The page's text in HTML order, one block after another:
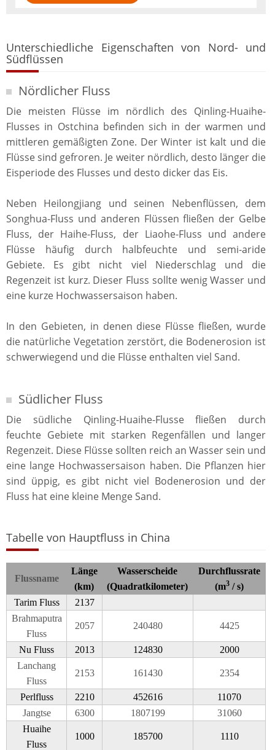
Unterschiedliche Eigenschaften von Nord- und
Südflüssen
Nördlicher Fluss
Die meisten Flüsse im nördlich des Qinling-Huaihe-
Flusses in Ostchina befinden sich in der warmen und
mittleren gemäßigten Zone. Der Winter ist kalt und die
Flüsse sind gefroren. Je weiter nördlich, desto länger die
Eisperiode des Flusses und desto dicker das Eis.
Neben Heilongjiang und seinen Nebenflüssen, dem
Songhua-Fluss und anderen Flüssen fließen der Gelbe
Fluss, der Haihe-Fluss, der Liaohe-Fluss und andere
Flüsse häufig durch halbfeuchte und semi-aride
Gebiete. Es gibt nicht viel Niederschlag und die
Regenzeit ist kurz. Dieser Fluss sollte wenig Wasser und
eine kurze Hochwassersaison haben.
In den Gebieten, in denen diese Flüsse fließen, wurde
die natürliche Vegetation zerstört, die Bodenerosion ist
schwerwiegend und die Flüsse enthalten viel Sand.
Südlicher Fluss
Die südliche Qinling-Huaihe-Flusse fließen durch
feuchte Gebiete mit starken Regenfällen und langer
Regenzeit. Diese Flüsse sollten reich an Wasser sein und
eine lange Hochwassersaison haben. Die Pflanzen hier
sind üppig, es gibt nicht viel Bodenerosion und der
Fluss hat eine kleine Menge Sand.
Tabelle von Hauptfluss in China
Flussname
Länge
(km)
Wasserscheide
(Quadratkilometer)
Durchflussrate
(m3/ s)
Tarim Fluss
2137
Brahmaputra
Fluss
2057 240480 4425
Nu Fluss 2013 124830
2000
Lanchang
Fluss
2153 161430 2354
Perlfluss 2210 452616
11070
Jangtse
6300 1807199
31060
Huaihe
Fluss
1000 185700 1110